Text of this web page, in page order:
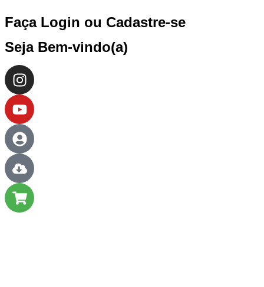
Faça Login ou Cadastre-se
Seja Bem-vindo(a)